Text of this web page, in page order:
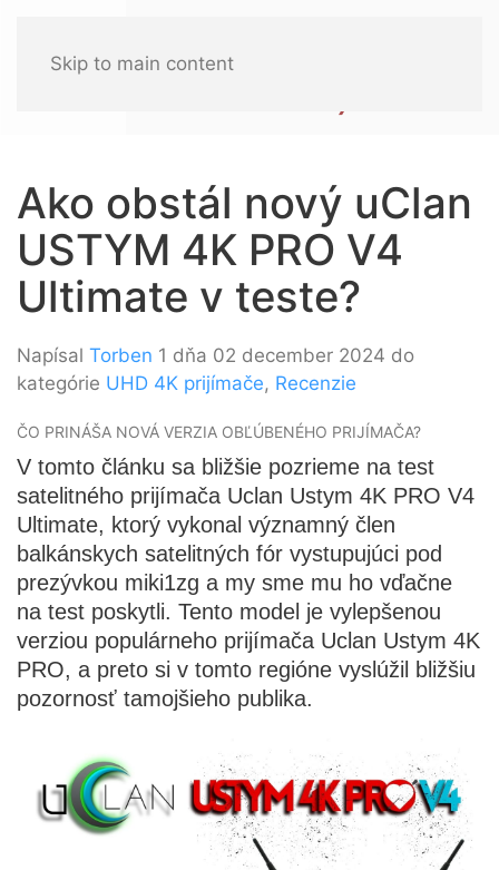
Skip to main content
Ako obstál nový uClan
USTYM 4K PRO V4
Ultimate v teste?
Napísal Torben 1 dňa 02 december 2024 do
kategórie UHD 4K prijímače, Recenzie
ČO PRINÁŠA NOVÁ VERZIA OBĽÚBENÉHO PRIJÍMAČA?
V tomto článku sa bližšie pozrieme na test
satelitného prijímača Uclan Ustym 4K PRO V4
Ultimate, ktorý vykonal významný člen
balkánskych satelitných fór vystupujúci pod
prezývkou miki1zg a my sme mu ho vďačne
na test poskytli. Tento model je vylepšenou
verziou populárneho prijímača Uclan Ustym 4K
PRO, a preto si v tomto regióne vyslúžil bližšiu
pozornosť tamojšieho publika.